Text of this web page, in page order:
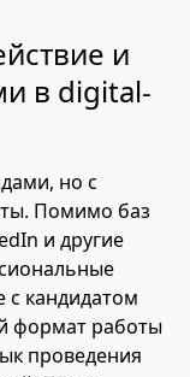
и
в digital-
но с
Помимо баз
и другие
с кандидатом
формат работы
проведения